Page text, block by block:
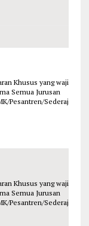
Khusus yang wajib
Semua Jurusan
Pesantren/Sederajat
Khusus yang wajib
Semua Jurusan
Pesantren/Sederajat